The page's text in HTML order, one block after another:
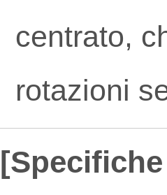
centrato,
rotazioni